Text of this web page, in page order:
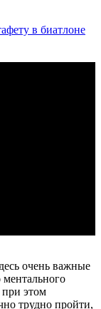
в биатлоне
очень важные
этом
трудно пройти,